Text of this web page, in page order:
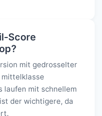
Score
mit gedrosselter
mittelklasse
laufen mit schnellem
der wichtigere, da